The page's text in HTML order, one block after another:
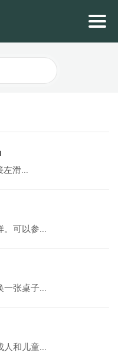
左滑...
。可以参...
一张桌子...
人和儿童...